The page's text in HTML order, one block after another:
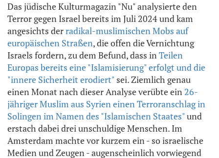
Das jüdische Kulturmagazin "Nu" analysierte den
Terror gegen Israel bereits im Juli 2024 und kam
angesichts derradikal-muslimischen Mobs auf
europäischen Straßen, die offen die Vernichtung
Israels fordern, zu dem Befund, dass inTeilen
Europas bereits eine "Islamisierung" erfolgt und die
"innere Sicherheit erodiert" sei. Ziemlich genau
einen Monat nach dieser Analyse verübte ein 26-
jähriger Muslim aus Syrien einen Terroranschlag in
Solingen im Namen des "Islamischen Staates"und
erstach dabei drei unschuldige Menschen. Im
Amsterdam machte vor kurzem ein - so israelische
Medien und Zeugen - augenscheinlich vorwiegend